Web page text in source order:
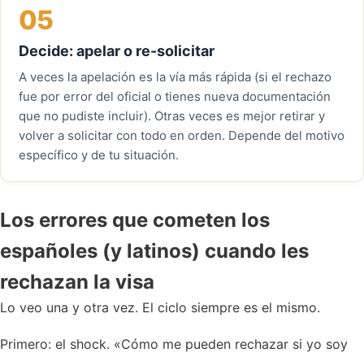
05
Decide: apelar o re-solicitar
A veces la apelación es la vía más rápida (si el rechazo
fue por error del oficial o tienes nueva documentación
que no pudiste incluir). Otras veces es mejor retirar y
volver a solicitar con todo en orden. Depende del motivo
específico y de tu situación.
Los errores que cometen los
españoles (y latinos) cuando les
rechazan la visa
Lo veo una y otra vez. El ciclo siempre es el mismo.
Primero: el shock. «Cómo me pueden rechazar si yo soy